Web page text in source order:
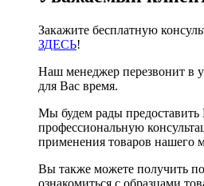
Закажите бесплатную
ЗДЕСЬ!
Наш менеджер перезвонит в
для Вас время.
Мы будем рады
профессиональную
применения товаров нашего
Вы также можете получить